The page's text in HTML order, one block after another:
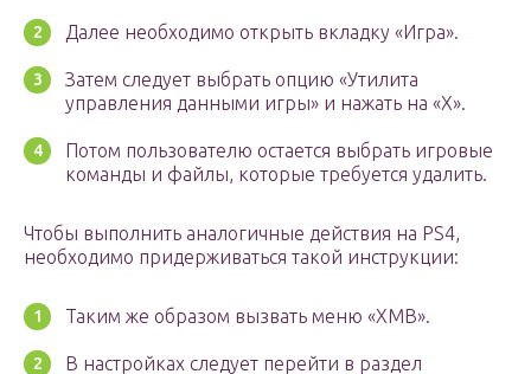
Далее необходимо открыть вкладку «Игра».
Затем следует выбрать опцию «Утилита
управления данными игры» и нажать на «Х».
Потом пользователю остается выбрать игровые
команды и файлы, которые требуется удалить.
Чтобы выполнить аналогичные действия на PS4,
необходимо придерживаться такой инструкции:
Таким же образом вызвать меню «ХМВ».
В настройках следует перейти в раздел